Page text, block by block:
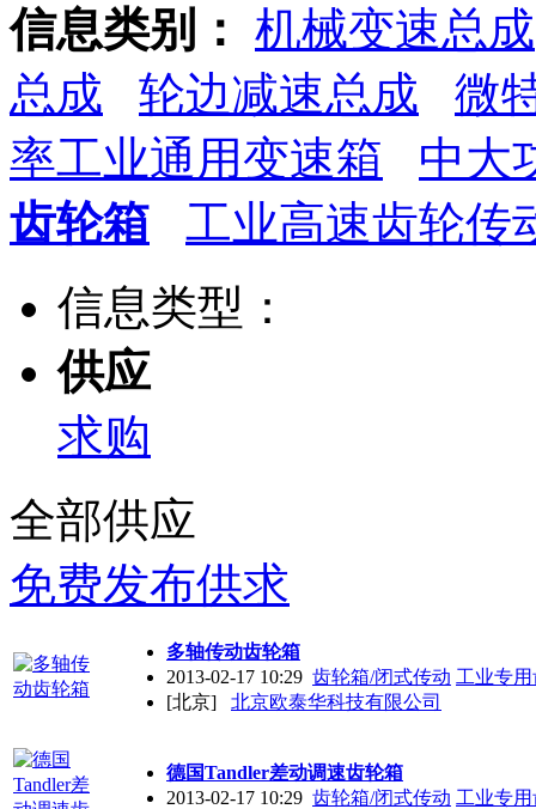
信息类别： 机械变速总成
总成
轮边减速总成
微
率工业通用变速箱
中大
齿轮箱
工业高速齿轮传
信息类型：
供应
求购
全部供应
免费发布供求
多轴传动齿轮箱
2013-02-17 10:29 齿轮箱/闭式传动 工业专
[北京]
北京欧泰华科技有限公司
德国Tandler差动调速齿轮箱
2013-02-17 10:29 齿轮箱/闭式传动 工业专